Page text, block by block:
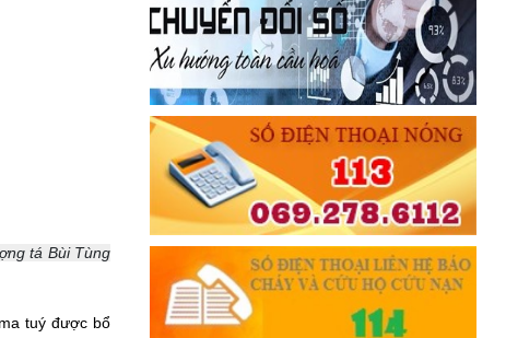
tá Bùi Tùng
tuý được bổ